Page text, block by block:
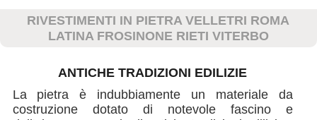
RIVESTIMENTI IN PIETRA VELLETRI ROMA
LATINA FROSINONE RIETI VITERBO
ANTICHE TRADIZIONI EDILIZIE
La pietra è indubbiamente un materiale da
costruzione dotato di notevole fascino e